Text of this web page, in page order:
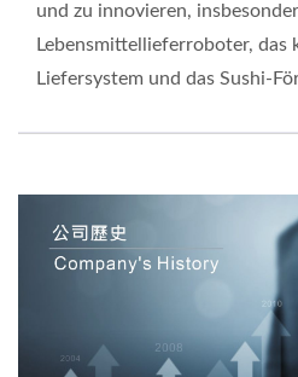
und zu innovieren,
Lebensmittellieferroboter, das
Liefersystem und das Sushi-